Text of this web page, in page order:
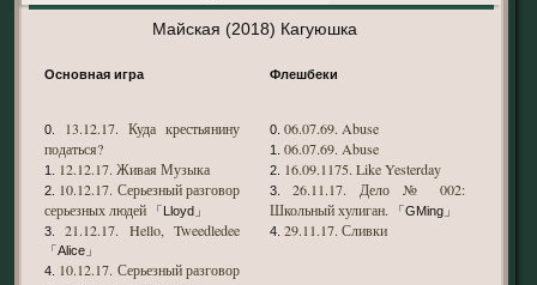
Майская (2018) Кагуюшка
Основная игра Флешбеки
0.
13.12.17. Куда крестьянину
податься?
1. 12.12.17. Живая Музыка
2.
10.12.17. Серьезный разговор
серьезных людей「Lloyd」
3.21.12.17. Hello, Tweedledee
「Alice」
4.
10.12.17. Серьезный разговор
0. 06.07.69. Abuse
1. 06.07.69. Abuse
2. 16.09.1175. Like Yesterday
3.26.11.17. Дело № 002:
Школьный хулиган. 「GMing」
4. 29.11.17. Сливки